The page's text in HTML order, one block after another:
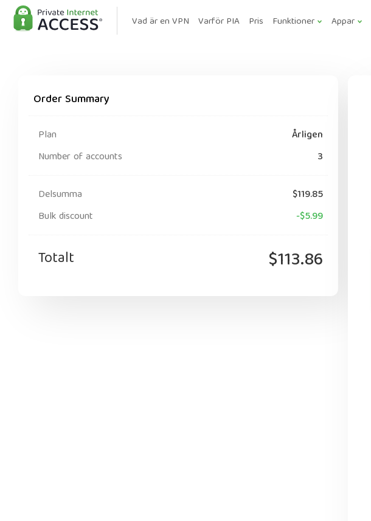
Vad är en VPN Varför PIA Pris Funktioner Appar
Order Summary
Plan
Årligen
Number of accounts
3
Delsumma
$119.85
Bulk discount
-$5.99
Totalt $113.86